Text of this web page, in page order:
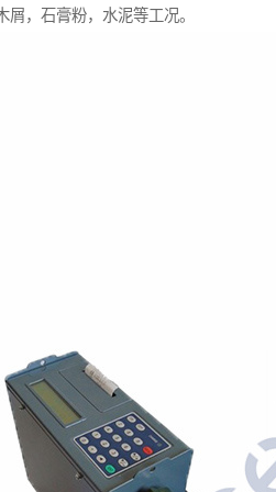
，石膏粉，水泥等工况。